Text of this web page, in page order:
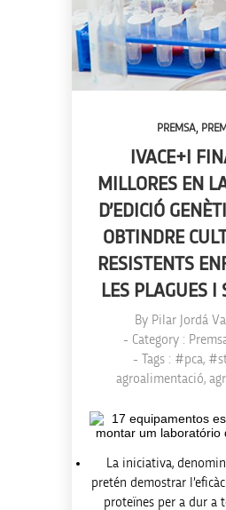
PREMSA
IVACE+I
MILLORES EN
D’EDICIÓ
OBTINDRE
RESISTENTS
LES PLAGUES I
By Pilar Jordá
- Category :
- Tags : #pca,
agroalimentació,
La iniciativa,
pretén demostrar
proteïnes per a dur a